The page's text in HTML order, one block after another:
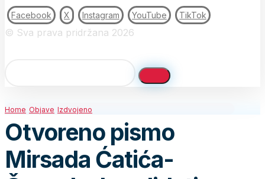
Facebook X Instagram YouTube TikTok
© Sva prava pridržana 2026
Home Objave Izdvojeno
Otvoreno pismo
Mirsada Ćatića-